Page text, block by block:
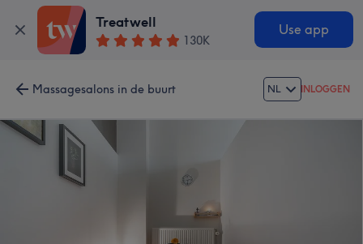
Treatwell
130K
Use app
Massagesalons in de buurt NL INLOGGEN